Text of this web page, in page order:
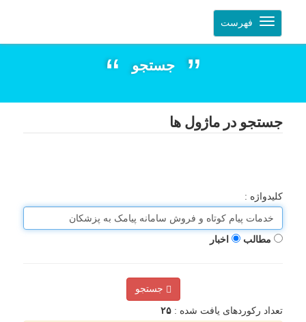
فهرست
جستجو
جستجو در ماژول ها
کلیدواژه :
تعداد رکوردهای یافت شده : ۲۵